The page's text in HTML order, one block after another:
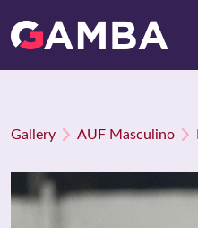
Gallery AUF Masculino